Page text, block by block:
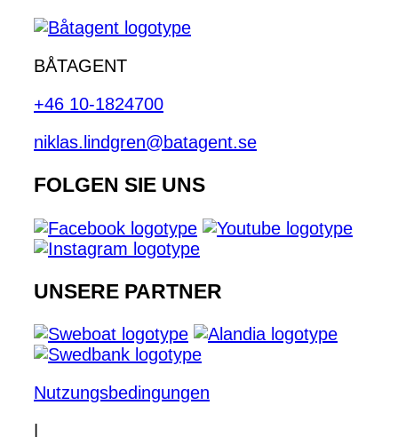
BÅTAGENT
+46 10-1824700
niklas.lindgren@batagent.se
FOLGEN SIE UNS
UNSERE PARTNER
Nutzungsbedingungen